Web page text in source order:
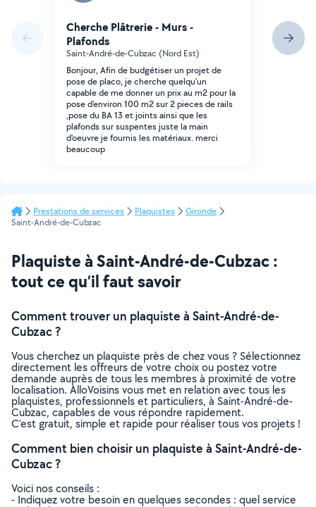
Cherche Plâtrerie - Murs -
Plafonds
Saint-André-de-Cubzac (Nord Est)
Bonjour, Afin de budgétiser un projet de
pose de placo, je cherche quelqu'un
capable de me donner un prix au m2 pour la
pose d'environ 100 m2 sur 2 pieces de rails
,pose du BA 13 et joints ainsi que les
plafonds sur suspentes juste la main
d'oeuvre je fournis les matériaux. merci
beaucoup
Prestations de services Plaquistes
Gironde
Saint-André-de-Cubzac
Plaquiste à Saint-André-de-Cubzac :
tout ce qu’il faut savoir
Comment trouver un plaquiste à Saint-André-de-
Cubzac ?
Vous cherchez un plaquiste près de chez vous ? Sélectionnez
directement les offreurs de votre choix ou postez votre
demande auprès de tous les membres à proximité de votre
localisation. AlloVoisins vous met en relation avec tous les
plaquistes, professionnels et particuliers, à Saint-André-de-
Cubzac, capables de vous répondre rapidement.
C’est gratuit, simple et rapide pour réaliser tous vos projets !
Comment bien choisir un plaquiste à Saint-André-de-
Cubzac ?
Voici nos conseils :
- Indiquez votre besoin en quelques secondes : quel service